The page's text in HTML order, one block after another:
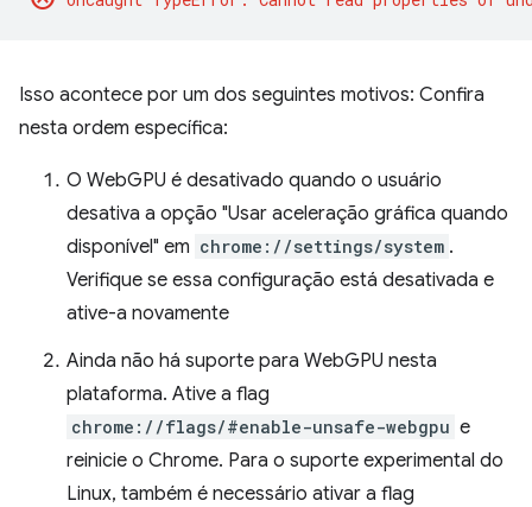
Isso acontece por um dos seguintes motivos: Confira
nesta ordem específica:
O WebGPU é desativado quando o usuário
desativa a opção "Usar aceleração gráfica quando
disponível" em chrome://settings/system .
Verifique se essa configuração está desativada e
ative-a novamente
Ainda não há suporte para WebGPU nesta
plataforma. Ative a flag
chrome://flags/#enable-unsafe-webgpu e
reinicie o Chrome. Para o suporte experimental do
Linux, também é necessário ativar a flag